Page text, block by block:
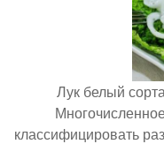
Лук белый
классифицировать